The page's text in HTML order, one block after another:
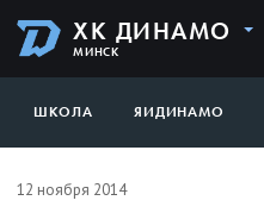
ХК ДИНАМО
МИНСК
ШКОЛА ЯИДИНАМО
12 ноября 2014